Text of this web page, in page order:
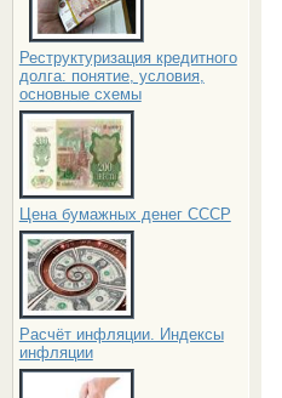
Реструктуризация кредитного
долга: понятие, условия,
основные схемы
Цена бумажных денег СССР
Расчёт инфляции. Индексы
инфляции